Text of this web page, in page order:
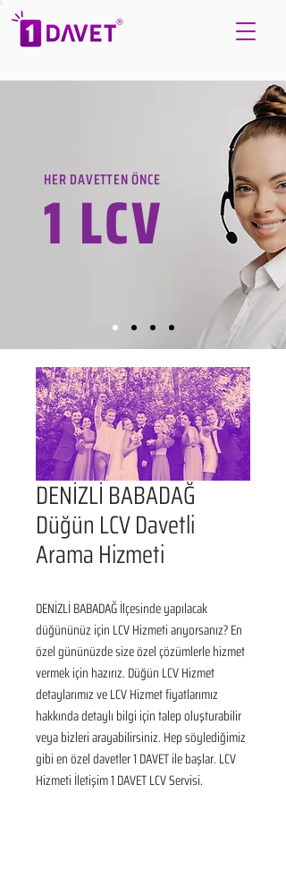
HER DAVETTEN ÖNCE
1 LCV
DENİZLİ BABADAĞ
Düğün LCV Davetli
Arama Hizmeti
DENİZLİ BABADAĞ İlçesinde yapılacak
düğününüz için LCV Hizmeti arıyorsanız? En
özel gününüzde size özel çözümlerle hizmet
vermek için hazırız. Düğün LCV Hizmet
detaylarımız ve LCV Hizmet fiyatlarımız
hakkında detaylı bilgi için talep oluşturabilir
veya bizleri arayabilirsiniz. Hep söylediğimiz
gibi en özel davetler 1 DAVET ile başlar. LCV
Hizmeti İletişim 1 DAVET LCV Servisi.